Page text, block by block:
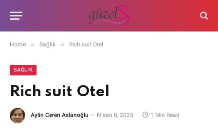
Home » Sağlık » Rich suit Otel
SAĞLIK
Rich suit Otel
Aylin Ceren Aslanoğlu Nisan 8, 2025 1 Min Read